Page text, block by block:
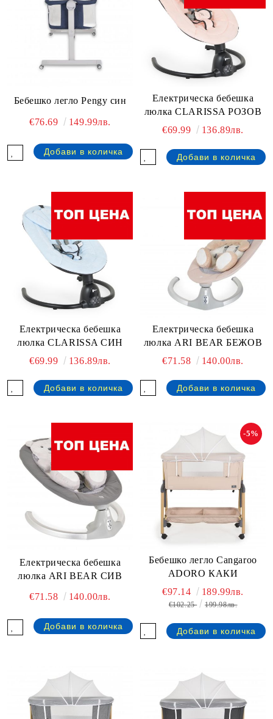
Бебешко легло Pengy син
€76.69 149.99лв.
Електрическа бебешка
люлка CLARISSA РОЗОВ
€69.99
136.89лв.
Електрическа бебешка
люлка CLARISSA СИН
€69.99
136.89лв.
Електрическа бебешка
люлка ARI BEAR БЕЖОВ
€71.58
140.00лв.
Електрическа бебешка
люлка ARI BEAR СИВ
€71.58
140.00лв.
Бебешко легло Cangaroo
ADORO КАКИ
-5%
€97.14 189.99лв.
€102.25 199.98лв.